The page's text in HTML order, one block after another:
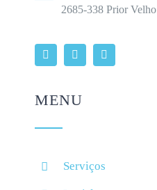
2685-338 Prior Velho
MENU
Serviços